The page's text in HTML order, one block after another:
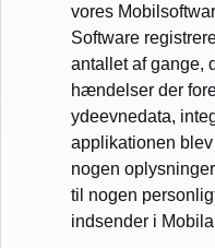
vores
Software
antallet af gange,
hændelser der
ydeevnedata,
applikationen
nogen
til nogen
indsender i